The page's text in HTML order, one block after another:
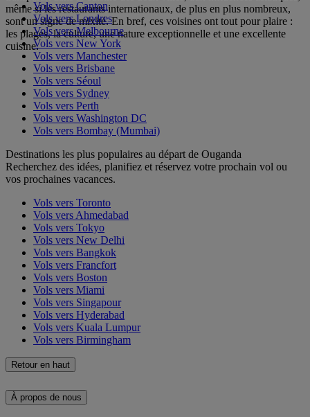
même si les restaurants internationaux, de plus en plus nombreux,
sont un signe de mixité. En bref, ces voisines ont tout pour plaire :
les plages, la culture, une nature exceptionnelle et une excellente
cuisine.
Vols vers Canton
Vols vers Londres
Vols vers Melbourne
Vols vers New York
Vols vers Manchester
Vols vers Brisbane
Vols vers Séoul
Vols vers Sydney
Vols vers Perth
Vols vers Washington DC
Vols vers Bombay (Mumbai)
Destinations les plus populaires au départ de Ouganda
Recherchez des idées, planifiez et réservez votre prochain vol ou
vos prochaines vacances.
Vols vers Toronto
Vols vers Ahmedabad
Vols vers Tokyo
Vols vers New Delhi
Vols vers Bangkok
Vols vers Francfort
Vols vers Boston
Vols vers Miami
Vols vers Singapour
Vols vers Hyderabad
Vols vers Kuala Lumpur
Vols vers Birmingham
Retour en haut
À propos de nous